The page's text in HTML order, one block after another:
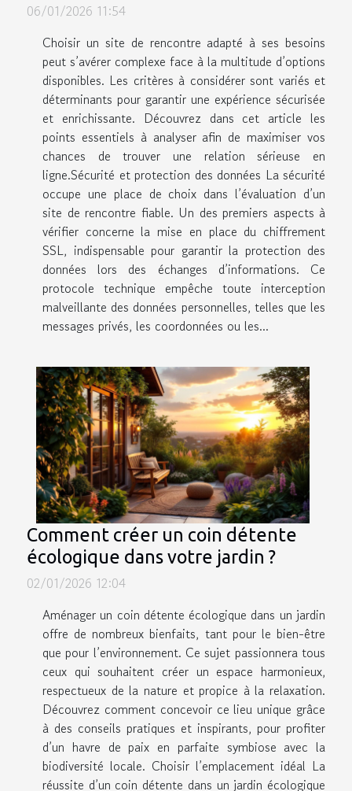
06/01/2026 11:54
Choisir un site de rencontre adapté à ses besoins
peut s’avérer complexe face à la multitude d’options
disponibles. Les critères à considérer sont variés et
déterminants pour garantir une expérience sécurisée
et enrichissante. Découvrez dans cet article les
points essentiels à analyser afin de maximiser vos
chances de trouver une relation sérieuse en
ligne.Sécurité et protection des données La sécurité
occupe une place de choix dans l’évaluation d’un
site de rencontre fiable. Un des premiers aspects à
vérifier concerne la mise en place du chiffrement
SSL, indispensable pour garantir la protection des
données lors des échanges d’informations. Ce
protocole technique empêche toute interception
malveillante des données personnelles, telles que les
messages privés, les coordonnées ou les...
Comment créer un coin détente
écologique dans votre jardin ?
02/01/2026 12:04
Aménager un coin détente écologique dans un jardin
offre de nombreux bienfaits, tant pour le bien-être
que pour l’environnement. Ce sujet passionnera tous
ceux qui souhaitent créer un espace harmonieux,
respectueux de la nature et propice à la relaxation.
Découvrez comment concevoir ce lieu unique grâce
à des conseils pratiques et inspirants, pour profiter
d’un havre de paix en parfaite symbiose avec la
biodiversité locale. Choisir l’emplacement idéal La
réussite d’un coin détente dans un jardin écologique